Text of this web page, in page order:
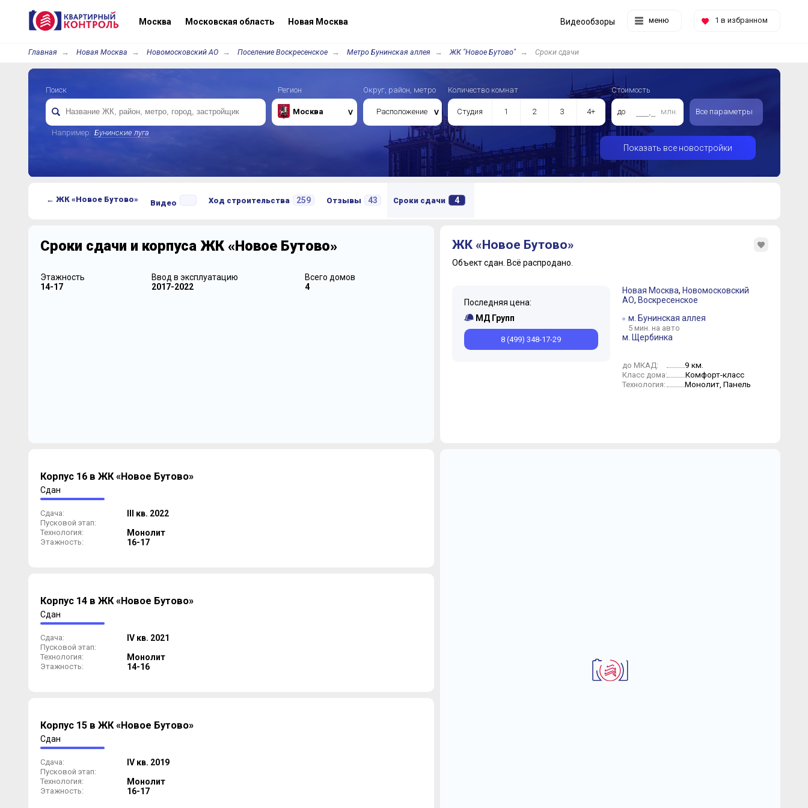
Москва Московская область Новая Москва меню 1 в избранном
Видеообзоры
Главная Новая Москва Новомосковский АО Поселение Воскресенское Метро Бунинская аллея ЖК "Новое Бутово" Сроки сдачи
Поиск
Например: Бунинские луга
Регион
Москва
Округ, район, метро
Расположение
Количество комнат
Студия 1 2 3 4+
Стоимость
до млн. Все параметры
Показать все новостройки
← ЖК «Новое Бутово» Видео Ход строительства 259 Отзывы 43 Сроки сдачи 4
Сроки сдачи и корпуса ЖК «Новое Бутово»
Этажность
14-17
Ввод в эксплуатацию
2017-2022
Всего домов
4
Корпус 16 в ЖК «Новое Бутово»
Сдан
Сдача: III кв. 2022
Пусковой этап:
Технология:
Монолит
Этажность: 16-17
Корпус 14 в ЖК «Новое Бутово»
Сдан
Сдача: IV кв. 2021
Пусковой этап:
Технология:
Монолит
Этажность: 14-16
Корпус 15 в ЖК «Новое Бутово»
Сдан
Сдача: IV кв. 2019
Пусковой этап:
Технология:
Монолит
Этажность: 16-17
ЖК «Новое Бутово»
Объект сдан. Всё распродано.
Последняя цена:
МД Групп
8 (499) 348-17-29
Новая Москва, Новомосковский
АО, Воскресенское
м. Бунинская аллея
5 мин. на авто
м. Щербинка
до МКАД: 9 км.
Класс дома: Комфорт-класс
Технология: Монолит, Панель